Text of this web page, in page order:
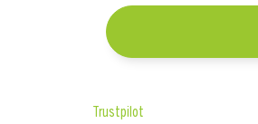
Trustpilot